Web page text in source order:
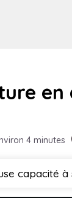
4 minutes
capacité